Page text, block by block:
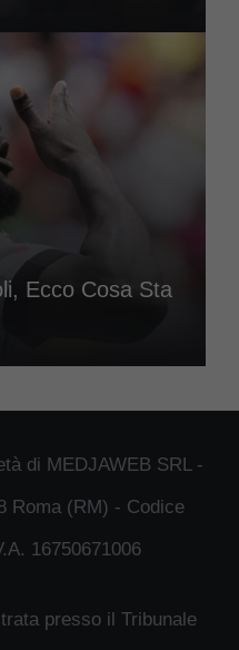
Ecco Cosa Sta
di MEDJAWEB SRL -
Roma (RM) - Codice
16750671006
presso il Tribunale